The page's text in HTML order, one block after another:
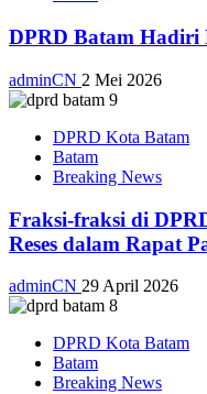
DPRD Batam
adminCN 2 Mei 2026
DPRD Kota Batam
Batam
Breaking News
Fraksi-fraksi di
Reses dalam Rapat
adminCN 29 April 2026
DPRD Kota Batam
Batam
Breaking News